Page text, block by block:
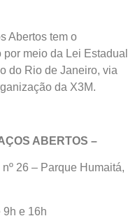
Abertos tem o
meio da Lei Estadual
do Rio de Janeiro, via
da X3M.
ABERTOS –
26 – Parque Humaitá,
9h e 16h